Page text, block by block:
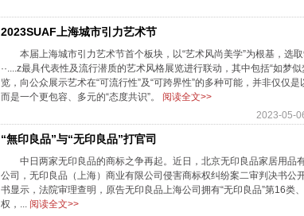
2023SUAF上海城市引力艺术节
本届上海城市引力艺术节首个板块，以“艺术风尚美学”为根基，选
··....z最具代表性及流行潜质的艺术风格展览进行联动，其中包括“如梦
览，向公众展示艺术在“可流行性”及“可跨界性”的多种可能，并非仅仅是
而是一个更包容、多元的“态度共识”。
阅读全文>>
2023-05-
“無印良品”与“无印良品”打官司
中日两家无印良品的商标之争再起。近日，北京无印良品家居用品
公司，无印良品（上海）商业有限公司侵害商标权纠纷案二审判决书公
书显示，法院审理查明，原告无印良品上海公司拥有“无印良品”第16类
权，... 阅读全文>>